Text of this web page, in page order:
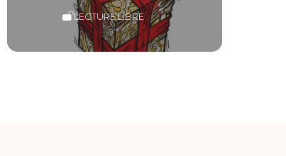
LECTURE LIBRE